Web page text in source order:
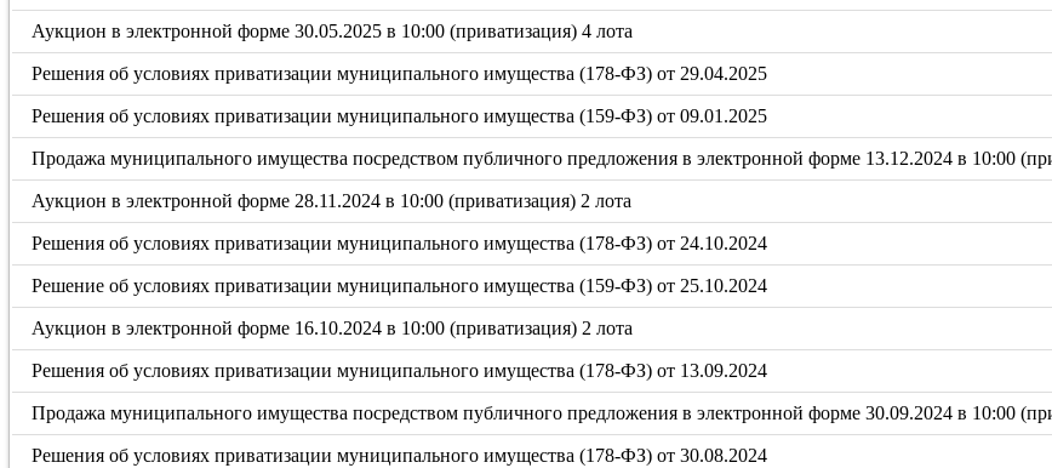
Аукцион в электронной форме 30.05.2025 в 10:00 (приватизация) 4 лота
Решения об условиях приватизации муниципального имущества (178-ФЗ) от 29.04.2025
Решения об условиях приватизации муниципального имущества (159-ФЗ) от 09.01.2025
Продажа муниципального имущества посредством публичного предложения в электронной форме 13.12.2024 в 10:00
Аукцион в электронной форме 28.11.2024 в 10:00 (приватизация) 2 лота
Решения об условиях приватизации муниципального имущества (178-ФЗ) от 24.10.2024
Решение об условиях приватизации муниципального имущества (159-ФЗ) от 25.10.2024
Аукцион в электронной форме 16.10.2024 в 10:00 (приватизация) 2 лота
Решения об условиях приватизации муниципального имущества (178-ФЗ) от 13.09.2024
Продажа муниципального имущества посредством публичного предложения в электронной форме 30.09.2024 в 10:00
Решения об условиях приватизации муниципального имущества (178-ФЗ) от 30.08.2024